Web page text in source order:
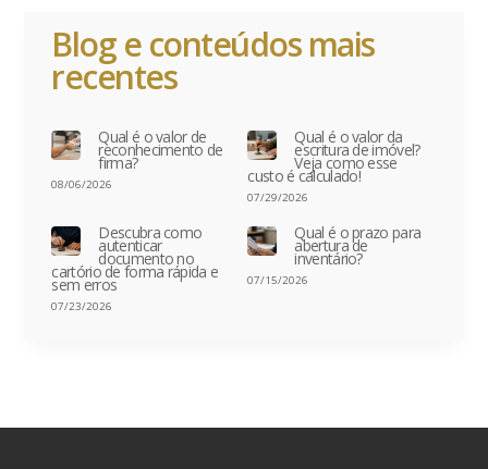
Blog e conteúdos mais
recentes
Qual é o valor de
reconhecimento de
firma?
08/06/2026
Qual é o valor da
escritura de imóvel?
Veja como esse
custo é calculado!
07/29/2026
Descubra como
autenticar
documento no
cartório de forma rápida e
sem erros
07/23/2026
Qual é o prazo para
abertura de
inventário?
07/15/2026